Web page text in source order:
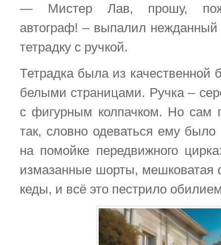
— Мистер Лав, прошу,
автограф! – выпалил нежданный
тетрадку с ручкой.
Тетрадка была из качественной
белыми страницами. Ручка –
с фигурным колпачком. Но сам
так, словно одеваться ему было
на помойке передвижного
измазанные шорты, мешковатая
кеды, и всё это пестрило